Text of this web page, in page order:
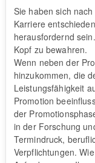
Sie haben sich
Karriere
herausfordernd
Kopf zu bewahren.
Wenn neben der
hinzukommen, die
Leistungsfähigkeit
Promotion
der
in der Forschung
Termindruck,
Verpflichtungen.